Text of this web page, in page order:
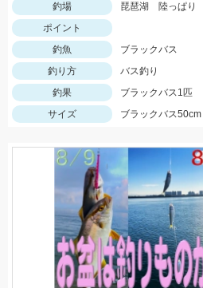
釣場
琵琶湖 陸っぱり
ポイント
釣魚
ブラックバス
釣り方
バス釣り
釣果
ブラックバス1匹
サイズ
ブラックバス50cm